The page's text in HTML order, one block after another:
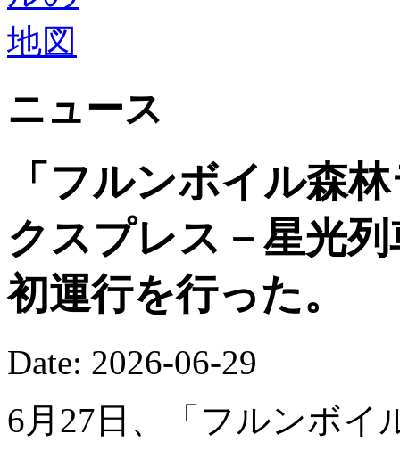
ニュース
「フルンボイル森
クスプレス－星光
初運行を行った。
Date: 2026-06-29
6月27日、「フルンボイ